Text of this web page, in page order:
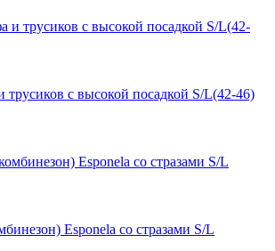
трусиков с высокой посадкой S/L(42-46)
Esponela со стразами S/L